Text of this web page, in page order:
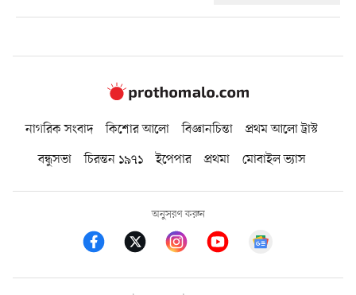
নাগরিক সংবাদ কিশোর আলো বিজ্ঞানচিন্তা
প্রথম আলো ট্রাস্ট
বন্ধুসভা
চিরন্তন ১৯৭১ ইপেপার প্রথমা মোবাইল ভ্যাস
অনুসরণ করুন